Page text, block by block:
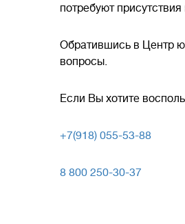
потребуют
Обратившись в Центр
вопросы.
Если Вы хотите
+7(918) 055-53-88
8 800 250-30-37